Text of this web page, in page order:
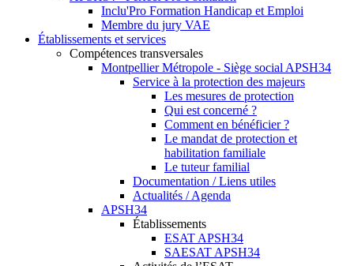
Inclu'Pro Formation Handicap et Emploi
Membre du jury VAE
Établissements et services
Compétences transversales
Montpellier Métropole - Siège social APSH34
Service à la protection des majeurs
Les mesures de protection
Qui est concerné ?
Comment en bénéficier ?
Le mandat de protection et
habilitation familiale
Le tuteur familial
Documentation / Liens utiles
Actualités / Agenda
APSH34
Établissements
ESAT APSH34
SAESAT APSH34